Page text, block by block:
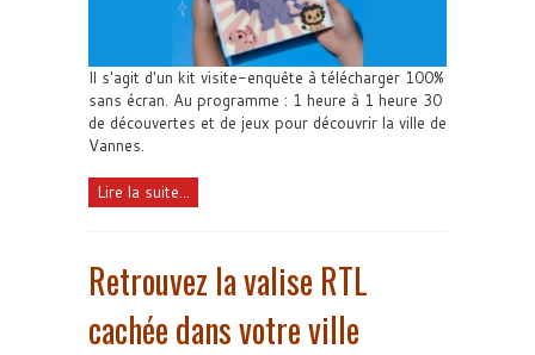
Il s'agit d'un kit visite-enquête à télécharger 100%
sans écran. Au programme : 1 heure à 1 heure 30
de découvertes et de jeux pour découvrir la ville de
Vannes.
Lire la suite...
Retrouvez la valise RTL
cachée dans votre ville